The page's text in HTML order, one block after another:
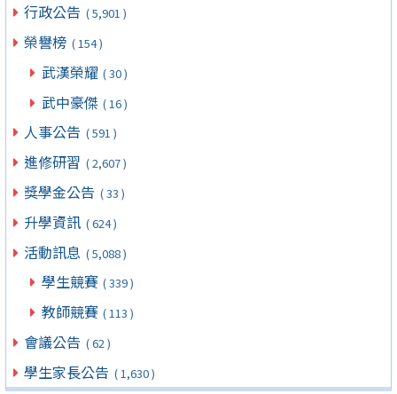
行政公告 ( 5,901 )
榮譽榜 ( 154 )
武漢榮耀 ( 30 )
武中豪傑 ( 16 )
人事公告 ( 591 )
進修研習 ( 2,607 )
獎學金公告 ( 33 )
升學資訊 ( 624 )
活動訊息 ( 5,088 )
學生競賽 ( 339 )
教師競賽 ( 113 )
會議公告 ( 62 )
學生家長公告 ( 1,630 )